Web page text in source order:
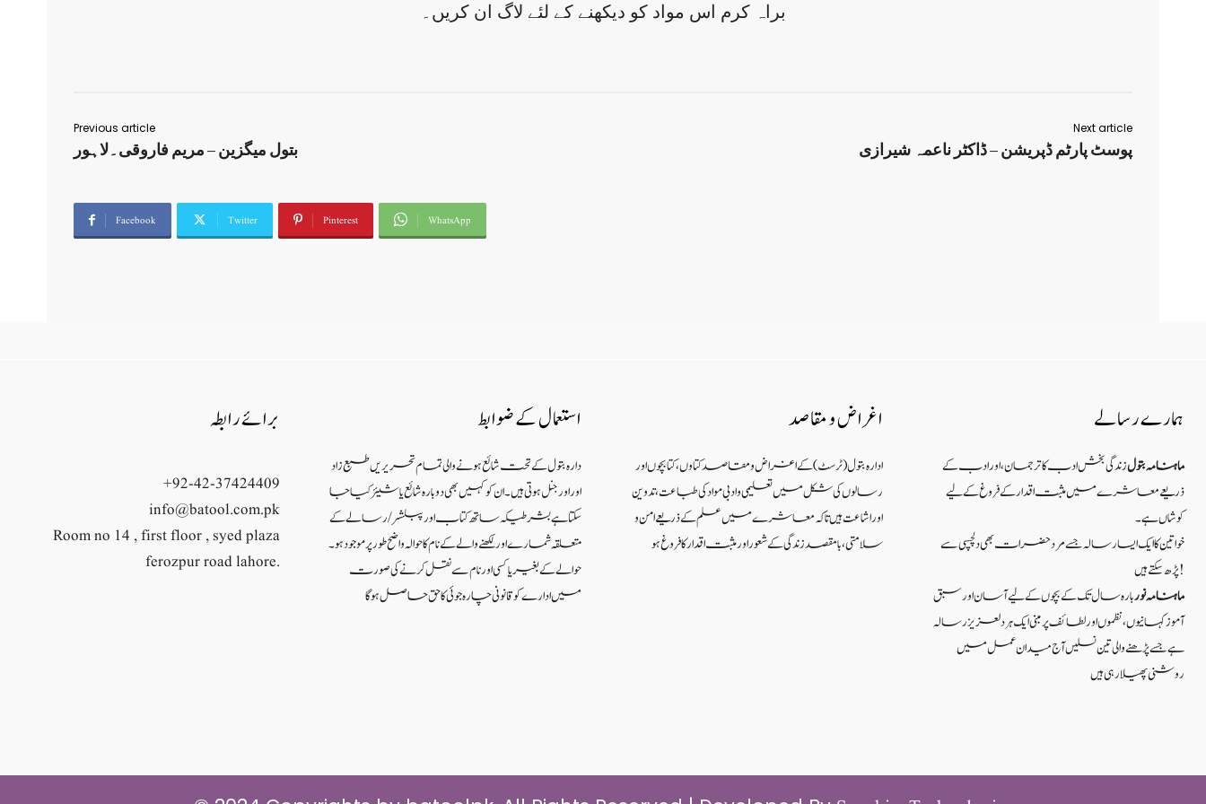
براہ کرم اس مواد کو دیکھنے کے لئے لاگ ان کریں۔
Previous article
بتول میگزین – مریم فاروقی۔لاہور
Next article
پوسٹ پارٹم ڈپریشن – ڈاکٹر ناعمہ شیرازی
Facebook Twitter Pinterest WhatsApp
برائے رابطہ
+92-42-37424409
info@batool.com.pk
Room no 14 , first floor , syed plaza
ferozpur road lahore.
استعمال کے ضوابط
دارہ بتول کے تحت شائع ہونے والی تمام تحریریں طبع زاد
اور اورجنل ہوتی ہیں۔ ان کو کہیں بھی دوبارہ شائع یا شیئر کیا جا
سکتا ہے بشرطیکہ ساتھ کتاب اور پبلشر/ رسالے کے
متعلقہ شمارے اور لکھنے والے کے نام کا حوالہ واضح طور پر موجود ہو۔
حوالے کے بغیر یا کسی اور نام سے نقل کرنے کی صورت
میں ادارے کو قانونی چارہ جوئی کا حق حاصل ہو گا
اغراض و مقاصد
ادارہ بتول (ٹرسٹ) کے اغراض و مقاصد کتاوں ، کتابچوں اور
رسالوں کی شکل میں تعلیمی و ادبی مواد کی طباعت، تدوین
اور اشاعت ہیں تاکہ معاشرے میں علم کے ذریعےامن و
سلامتی ، بامقصد زندگی کے شعوراورمثبت اقدار کا فروغ ہو
ہمارے رسالے
ماہنامہ بتولزندگی بخش ادب کا ترجمان، اور ادب کے
ذریعے معاشرے میں مثبت اقدار کے فروغ کے لیے
کوشاں ہے۔
خواتین کا ایک ایسا رسالہ جسے مرد حضرات بھی دلچسپی سے
پڑھ سکتے ہیں!
ماہنامہ نوربارہ سال تک کے بچوں کے لیے آسان اور سبق
آموزکہانیوں ،نظموں اور لطائف پر مبنی ایک ہر دلعزیز رسالہ
ہے جسے پڑھنے والی تین نسلیں آج میدان عمل میں
روشنی پھیلا رہی ہیں